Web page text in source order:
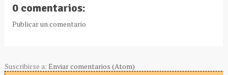
0 comentarios:
Publicar un comentario
Suscribirse a: Enviar comentarios (Atom)